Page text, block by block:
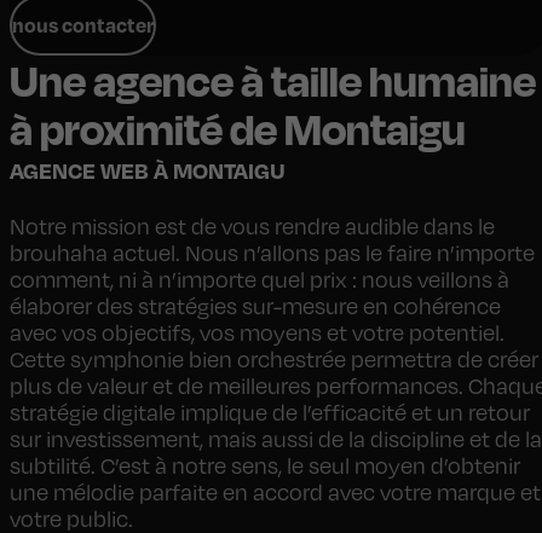
nous contacter
Une agence à taille humaine
à proximité de Montaigu
AGENCE WEB À MONTAIGU
Notre mission est de vous rendre audible dans le
brouhaha actuel. Nous n’allons pas le faire n’importe
comment, ni à n’importe quel prix : nous veillons à
élaborer des stratégies sur-mesure en cohérence
avec vos objectifs, vos moyens et votre potentiel.
Cette symphonie bien orchestrée permettra de créer
plus de valeur et de meilleures performances.
stratégie digitale implique de l’efficacité et un retour
sur investissement, mais aussi de la discipline et de la
subtilité. C’est à notre sens, le seul moyen d’obtenir
une mélodie parfaite en accord avec votre marque et
votre public.